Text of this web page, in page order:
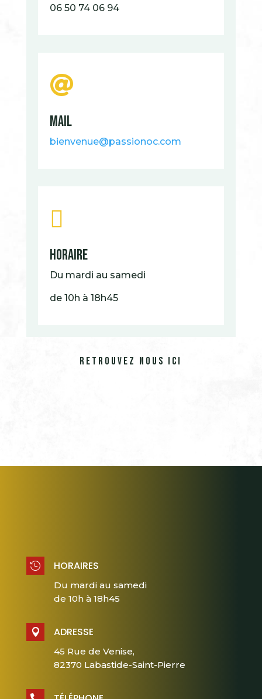
06 50 74 06 94

mail
bienvenue@passionoc.com

horaire
Du mardi au samedi
de 10h à 18h45
retrouvez nous ici
 HORAIRES
Du mardi au samedi
de 10h à 18h45
 ADRESSE
45 Rue de Venise,
82370 Labastide-Saint-Pierre